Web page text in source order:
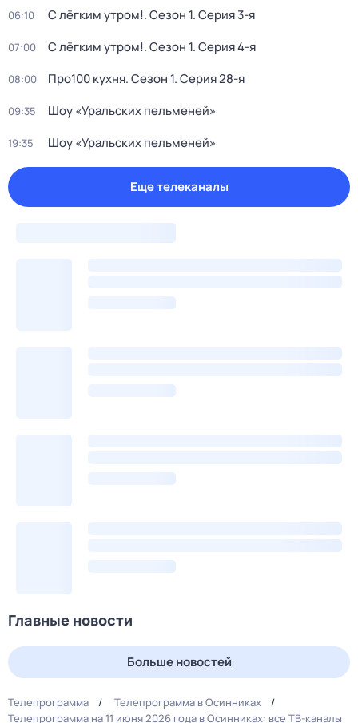
06:10 С лёгким утром!. Сезон 1. Серия 3-я
07:00 С лёгким утром!. Сезон 1. Серия 4-я
08:00 Про100 кухня. Сезон 1. Серия 28-я
09:35 Шоу «Уральских пельменей»
19:35 Шоу «Уральских пельменей»
Еще телеканалы
Главные новости
Больше новостей
Телепрограмма
Телепрограмма в Осинниках
Телепрограмма на 11 июня 2026 года в Осинниках: все ТВ-каналы